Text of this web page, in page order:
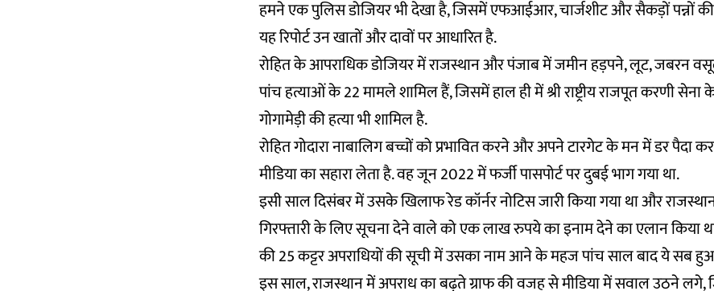
हमने एक पुलिस डोजियर भी देखा है, जिसमें एफआईआर, चार्जशीट और सैकड़ों पन्नों की
यह रिपोर्ट उन खातों और दावों पर आधारित है.
रोहित के आपराधिक डोजियर में राजस्थान और पंजाब में जमीन हड़पने, लूट, जबरन
पांच हत्याओं के 22 मामले शामिल हैं, जिसमें हाल ही में श्री राष्ट्रीय राजपूत करणी
गोगामेड़ी की हत्या भी शामिल है.
रोहित गोदारा नाबालिग बच्चों को प्रभावित करने और अपने टारगेट के मन में डर
मीडिया का सहारा लेता है. वह जून 2022 में फर्जी पासपोर्ट पर दुबई भाग गया था.
इसी साल दिसंबर में उसके खिलाफ रेड कॉर्नर नोटिस जारी किया गया था और
गिरफ्तारी के लिए सूचना देने वाले को एक लाख रुपये का इनाम देने का एलान किया
की 25 कट्टर अपराधियों की सूची में उसका नाम आने के महज पांच साल बाद ये सब
इस साल, राजस्थान में अपराध का बढ़ते ग्राफ की वजह से मीडिया में सवाल उठने